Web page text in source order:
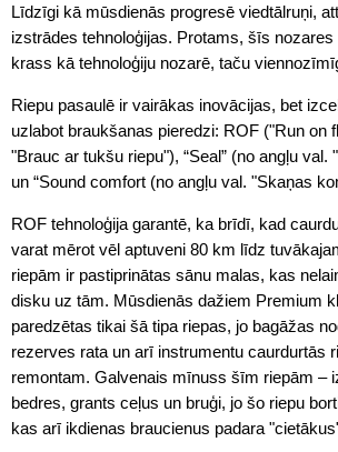
Līdzīgi kā mūsdienās progresē viedtālruņi,
izstrādes tehnoloģijas. Protams, šīs
krass kā tehnoloģiju nozarē, taču
Riepu pasaulē ir vairākas inovācijas, bet
uzlabot braukšanas pieredzi: ROF ("Run on
"Brauc ar tukšu riepu"), “Seal” (no angļu val.
un “Sound comfort (no angļu val. "Skaņas
ROF tehnoloģija garantē, ka brīdī, kad
varat mērot vēl aptuveni 80 km līdz
riepām ir pastiprinātas sānu malas, kas
disku uz tām. Mūsdienās dažiem Premium
paredzētas tikai šā tipa riepas, jo bagāžas
rezerves rata un arī instrumentu caurdurtās
remontam. Galvenais mīnuss šīm riepām –
bedres, grants ceļus un bruģi, jo šo riepu
kas arī ikdienas braucienus padara